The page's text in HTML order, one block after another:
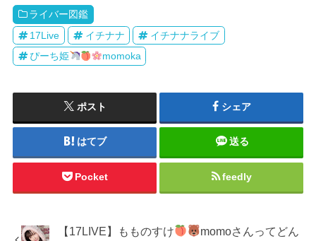
ライバー図鑑
17Live
イチナナ
イチナナライブ
ぴーち姫
momoka
ポスト シェア
はてブ 送る
Pocket feedly
【17LIVE】もものすけ
momoさんってどん